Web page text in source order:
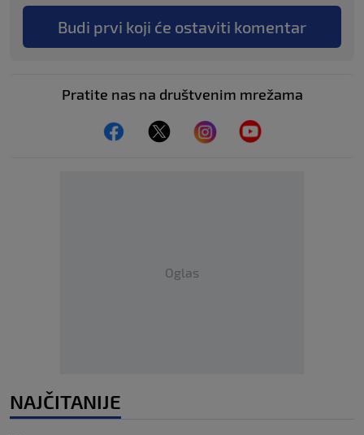
Budi prvi koji će ostaviti komentar
Pratite nas na društvenim mrežama
Oglas
NAJČITANIJE